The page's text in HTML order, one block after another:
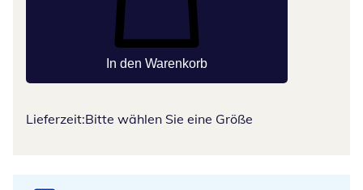
In den Warenkorb
Lieferzeit:Bitte wählen Sie eine Größe